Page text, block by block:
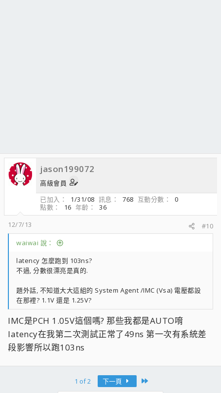
jason199072
高級會員
已加入
1/31/08 訊息 768 互動分數
0
點數
16 年齡
36
12/7/13
#10
waiwai 說：
latency 怎麼跑到 103ns?
不過, 分數很漂亮是真的.
題外話, 不知道大大這組的 System Agent /IMC (Vsa) 電壓都設
在那裡? 1.1V 還是 1.25V?
IMC是PCH 1.05V這個嗎? 那些我都是AUTO唷
latency在我第二次測試正常了49ns 第一次有系統差
段影響所以跑103ns
1 of 2 下一頁